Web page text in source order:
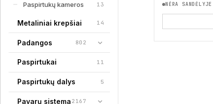
Paspirtukų kameros 13
Metaliniai krepšiai 14
Padangos 802
Paspirtukai 11
Paspirtukų dalys 5
Pavarų sistema 2167
NĖRA SANDĖLYJE